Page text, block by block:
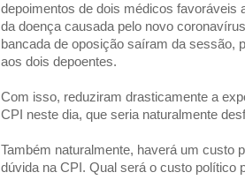
depoimentos de dois médicos favoráveis
da doença causada pelo novo
bancada de oposição saíram da sessão,
aos dois depoentes.
Com isso, reduziram drasticamente a
CPI neste dia, que seria naturalmente
Também naturalmente, haverá um custo
dúvida na CPI. Qual será o custo político